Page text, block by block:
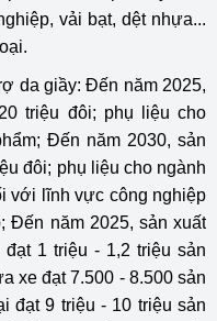
vải bạt, dệt nhựa...
da giầy: Đến năm 2025,
triệu đôi; phụ liệu cho
Đến năm 2030, sản
đôi; phụ liệu cho ngành
với lĩnh vực công nghiệp
Đến năm 2025, sản xuất
1 triệu - 1,2 triệu sản
xe đạt 7.500 - 8.500 sản
đạt 9 triệu - 10 triệu sản